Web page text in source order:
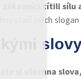
zákazníci cítili sílu
stačí jejich slogan
si všechna